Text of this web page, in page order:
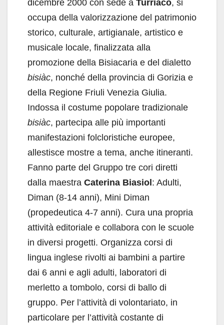
dicembre 2000 con sede a Turriaco, si
occupa della valorizzazione del patrimonio
storico, culturale, artigianale, artistico e
musicale locale, finalizzata alla
promozione della Bisiacaria e del dialetto
bisiàc, nonché della provincia di Gorizia e
della Regione Friuli Venezia Giulia.
Indossa il costume popolare tradizionale
bisiàc, partecipa alle più importanti
manifestazioni folcloristiche europee,
allestisce mostre a tema, anche itineranti.
Fanno parte del Gruppo tre cori diretti
dalla maestra Caterina Biasiol: Adulti,
Diman (8-14 anni), Mini Diman
(propedeutica 4-7 anni). Cura una propria
attività editoriale e collabora con le scuole
in diversi progetti. Organizza corsi di
lingua inglese rivolti ai bambini a partire
dai 6 anni e agli adulti, laboratori di
merletto a tombolo, corsi di ballo di
gruppo. Per l’attività di volontariato, in
particolare per l’attività costante di